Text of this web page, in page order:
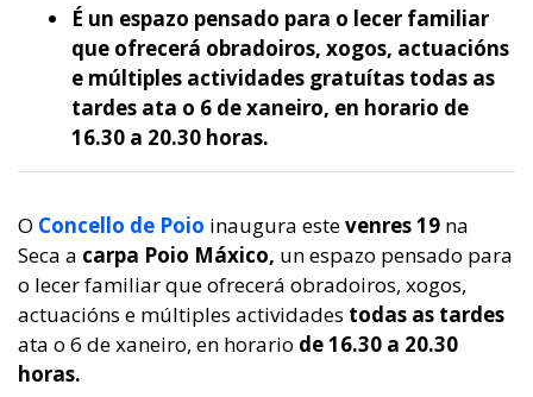
É un espazo pensado para o lecer familiar
que ofrecerá obradoiros, xogos, actuacións
e múltiples actividades gratuítas todas as
tardes ata o 6 de xaneiro, en horario de
16.30 a 20.30 horas.
O Concello de Poio inaugura estevenres 19 na
Seca a carpa Poio Máxico, un espazo pensado para
o lecer familiar que ofrecerá obradoiros, xogos,
actuacións e múltiples actividades todas as tardes
ata o 6 de xaneiro, en horario de 16.30 a 20.30
horas.